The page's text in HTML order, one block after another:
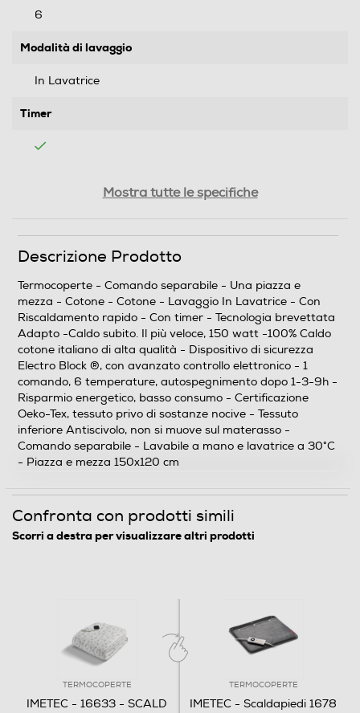
6
Modalità di lavaggio
In Lavatrice
Timer
Sicurezza
Sistema di sicurezza
Dettagli strutturali
Tipo di prodotto
Termocoperte
Numero di piazze
Una piazza e mezza
Tessuto superiore
Lunghezza cavo-m
2,3
Mostra tutte le specifiche
Descrizione Prodotto
Termocoperte - Comando separabile - Una piazza e
mezza - Cotone - Cotone - Lavaggio In Lavatrice - Con
Riscaldamento rapido - Con timer - Tecnologia brevettata
Adapto -Caldo subito. Il più veloce, 150 watt -100% Caldo
cotone italiano di alta qualità - Dispositivo di sicurezza
Electro Block ®, con avanzato controllo elettronico - 1
comando, 6 temperature, autospegnimento dopo 1-3-9h -
Risparmio energetico, basso consumo - Certificazione
Oeko-Tex, tessuto privo di sostanze nocive - Tessuto
inferiore Antiscivolo, non si muove sul materasso -
Comando separabile - Lavabile a mano e lavatrice a 30°C
- Piazza e mezza 150x120 cm
Confronta con prodotti simili
Scorri a destra per visualizzare altri prodotti
TERMOCOPERTE
IMETEC - 16633 - SCALD
TERMOCOPERTE
IMETEC - Scaldapiedi 1678